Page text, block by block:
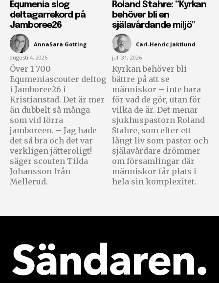
Equmenia slog
deltagarrekord på
Jamboree26
AnnaSara Gotting -
augusti 4, 2026
Över 1 700
Equmeniascouter deltog
i Jamboree26 i
Kristianstad. Det är mer
än dubbelt så många
som vid förra
jamboreen. – Jag hade
det så bra och det var
verkligen jätteroligt!
säger scouten Tilda
Johansson från
Mellerud.
Roland Stahre: ”Kyrkan
behöver bli en
själavårdande miljö”
Carl-Henric Jaktlund -
juli 31, 2026
Kyrkan behöver bli
bättre på att se
människor – inte bara
för vad de gör, utan för
vilka de är. Det menar
sjukhuspastorn Roland
Stahre, som efter ett
långt liv som pastor och
själavårdare drömmer
om församlingar där
människor får plats i
hela sin komplexitet.